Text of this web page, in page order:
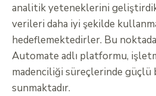
analitik yeteneklerini
verileri daha iyi şekilde
hedeflemektedirler. Bu
Automate adlı platformu,
madenciliği süreçlerinde güçlü
sunmaktadır.